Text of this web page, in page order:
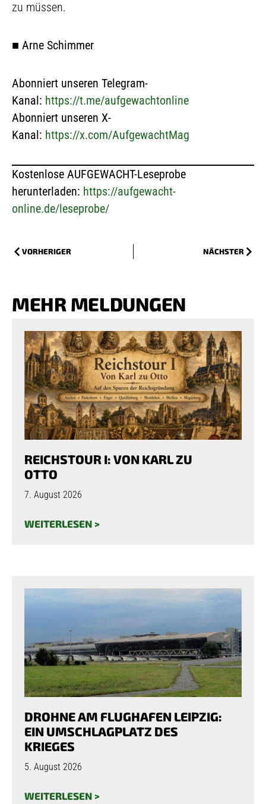
zu müssen.
■ Arne Schimmer
Abonniert unseren Telegram-
Kanal: https://t.me/aufgewachtonline
Abonniert unseren X-
Kanal: https://x.com/AufgewachtMag
Kostenlose AUFGEWACHT-Leseprobe
herunterladen: https://aufgewacht-
online.de/leseprobe/
VORHERIGER NÄCHSTER
MEHR MELDUNGEN
REICHSTOUR I: VON KARL ZU
OTTO
7. August 2026
WEITERLESEN >
DROHNE AM FLUGHAFEN LEIPZIG:
EIN UMSCHLAGPLATZ DES
KRIEGES
5. August 2026
WEITERLESEN >